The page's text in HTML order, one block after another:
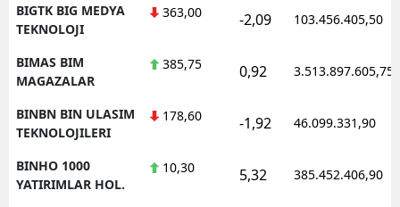
BIGTK BIG MEDYA
TEKNOLOJI
363,00 -2,09 103.456.405,50
BIMAS BIM
MAGAZALAR
385,75 0,92 3.513.897.605,75
BINBN BIN ULASIM
TEKNOLOJILERI
178,60 -1,92 46.099.331,90
BINHO 1000
YATIRIMLAR HOL.
10,30 5,32 385.452.406,90